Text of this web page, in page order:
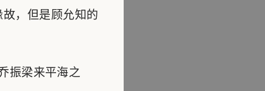
，但是顾允知的
振梁来平海之